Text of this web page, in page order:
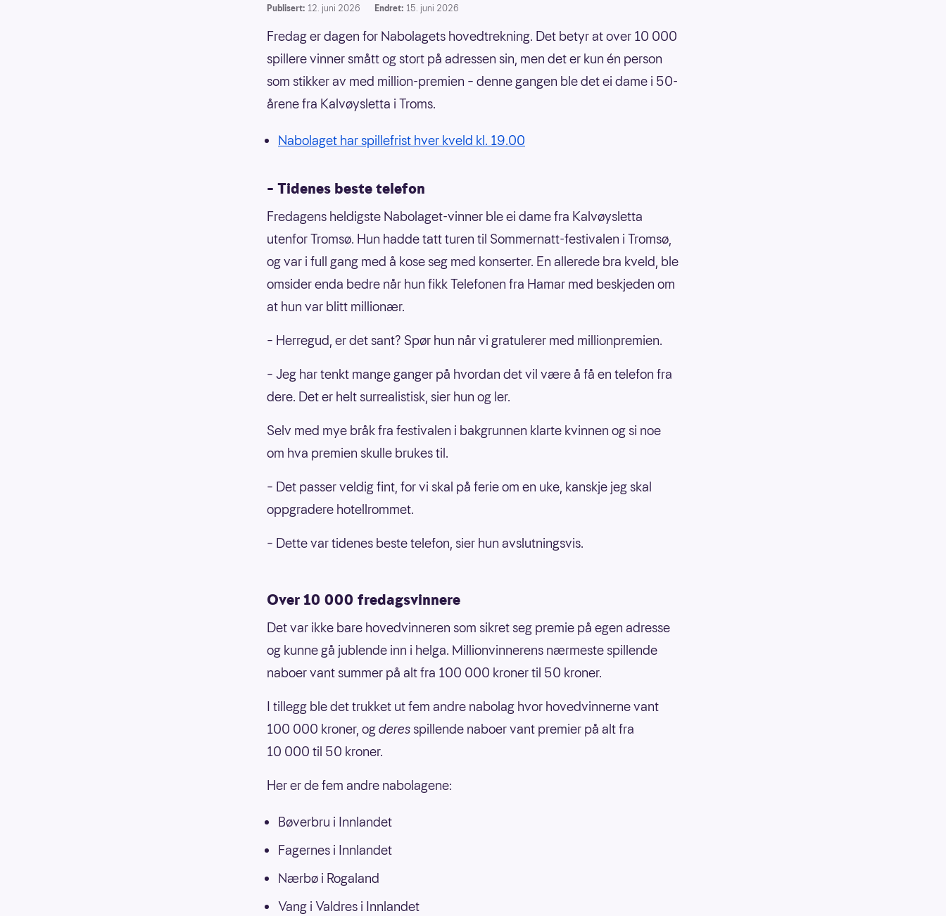
Publisert: 12. juni 2026 Endret: 15. juni 2026
Fredag er dagen for Nabolagets hovedtrekning. Det betyr at over 10 000
spillere vinner smått og stort på adressen sin, men det er kun én person
som stikker av med million-premien – denne gangen ble det ei dame i 50-
årene fra Kalvøysletta i Troms.
Nabolaget har spillefrist hver kveld kl. 19.00
– Tidenes beste telefon
Fredagens heldigste Nabolaget-vinner ble ei dame fra Kalvøysletta
utenfor Tromsø. Hun hadde tatt turen til Sommernatt-festivalen i Tromsø,
og var i full gang med å kose seg med konserter. En allerede bra kveld, ble
omsider enda bedre når hun fikk Telefonen fra Hamar med beskjeden om
at hun var blitt millionær.
– Herregud, er det sant? Spør hun når vi gratulerer med millionpremien.
– Jeg har tenkt mange ganger på hvordan det vil være å få en telefon fra
dere. Det er helt surrealistisk, sier hun og ler.
Selv med mye bråk fra festivalen i bakgrunnen klarte kvinnen og si noe
om hva premien skulle brukes til.
– Det passer veldig fint, for vi skal på ferie om en uke, kanskje jeg skal
oppgradere hotellrommet.
– Dette var tidenes beste telefon, sier hun avslutningsvis.
Over 10 000 fredagsvinnere
Det var ikke bare hovedvinneren som sikret seg premie på egen adresse
og kunne gå jublende inn i helga. Millionvinnerens nærmeste spillende
naboer vant summer på alt fra 100 000 kroner til 50 kroner.
I tillegg ble det trukket ut fem andre nabolag hvor hovedvinnerne vant
100 000 kroner, ogderes spillende naboer vant premier på alt fra
10 000 til 50 kroner.
Her er de fem andre nabolagene:
Bøverbru i Innlandet
Fagernes i Innlandet
Nærbø i Rogaland
Vang i Valdres i Innlandet